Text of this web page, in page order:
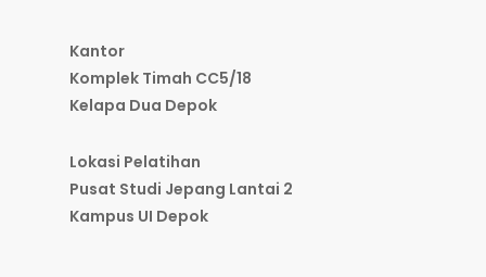
Kantor
Komplek Timah CC5/18
Kelapa Dua Depok
Lokasi Pelatihan
Pusat Studi Jepang Lantai 2
Kampus UI Depok